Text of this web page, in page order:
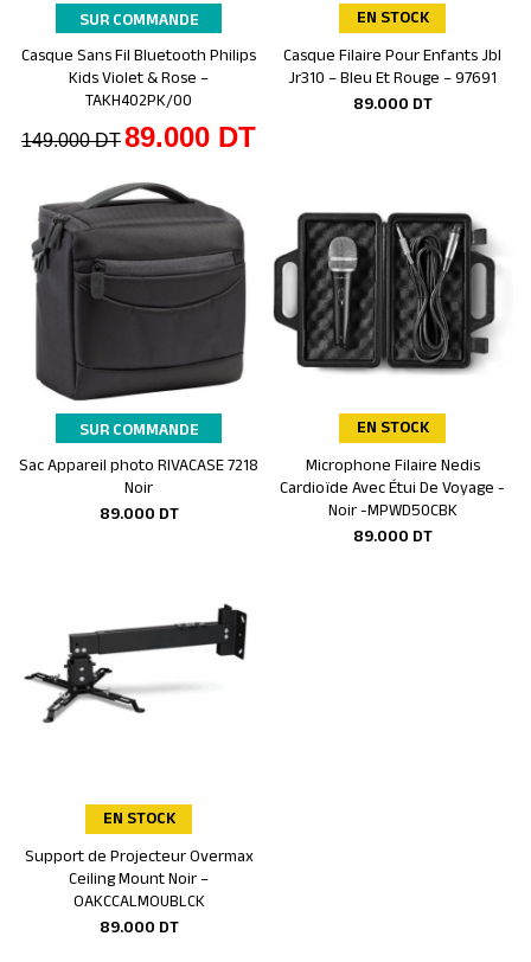
SUR COMMANDE
Ajouter au panier
Casque Sans Fil Bluetooth Philips
Kids Violet & Rose –
TAKH402PK/00
149.000DT89.000 DT
EN STOCK
Ajouter au panier
Casque Filaire Pour Enfants Jbl
Jr310 – Bleu Et Rouge – 97691
89.000 DT
SUR COMMANDE
Ajouter au panier
Sac Appareil photo RIVACASE 7218
Noir
89.000 DT
EN STOCK
Ajouter au panier
Microphone Filaire Nedis
Cardioïde Avec Étui De Voyage -
Noir -MPWD50CBK
89.000 DT
EN STOCK
Ajouter au panier
Support de Projecteur Overmax
Ceiling Mount Noir –
OAKCCALMOUBLCK
89.000 DT